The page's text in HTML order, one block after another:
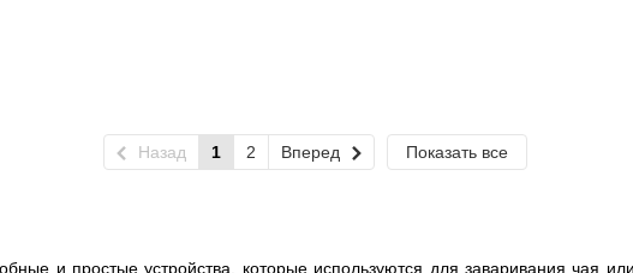
и простые устройства, которые используются для заваривания чая
Назад 1 2 Вперед Показать все